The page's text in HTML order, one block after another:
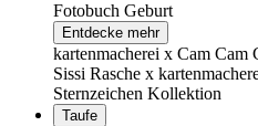
Fotobuch Geburt
Entdecke mehr
kartenmacherei x Cam Cam
Sissi Rasche x
Sternzeichen Kollektion
Taufe